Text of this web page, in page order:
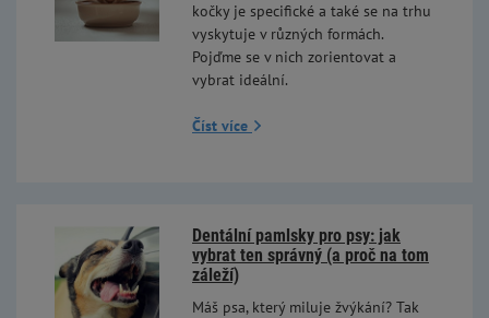
kočky je specifické a také se na trhu
vyskytuje v různých formách.
Pojďme se v nich zorientovat a
vybrat ideální.
Číst více
Dentální pamlsky pro psy: jak
vybrat ten správný (a proč na tom
záleží)
Máš psa, který miluje žvýkání? Tak